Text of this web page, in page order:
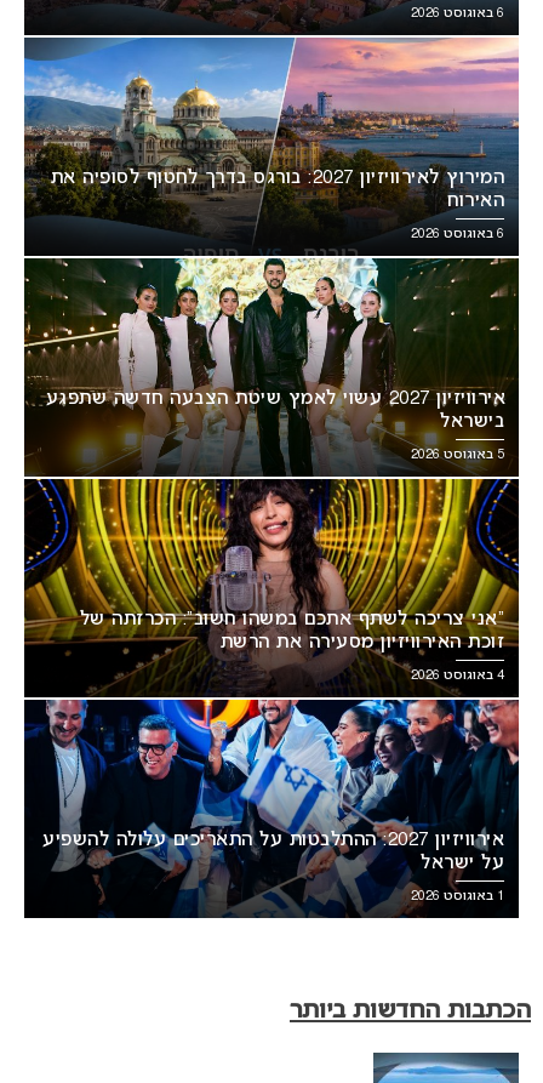
6 באוגוסט 2026
המירוץ לאירוויזיון 2027: בורגס בדרך לחטוף לסופיה את
האירוח
6 באוגוסט 2026
אירוויזיון 2027 עשוי לאמץ שיטת הצבעה חדשה שתפגע
בישראל
5 באוגוסט 2026
“אני צריכה לשתף אתכם במשהו חשוב”: הכרזתה של
זוכת האירוויזיון מסעירה את הרשת
4 באוגוסט 2026
אירוויזיון 2027: ההתלבטות על התאריכים עלולה להשפיע
על ישראל
1 באוגוסט 2026
הכתבות החדשות ביותר